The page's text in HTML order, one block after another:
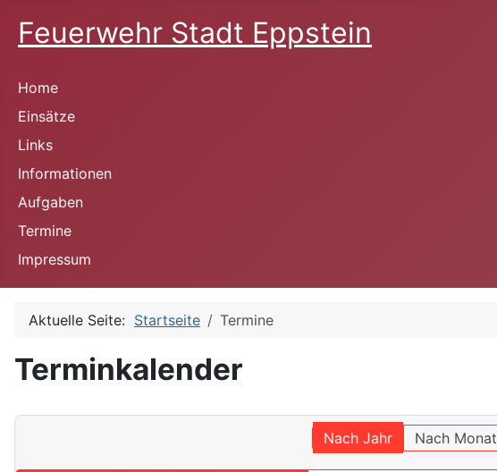
Feuerwehr Stadt Eppstein
Home
Einsätze
Links
Informationen
Aufgaben
Termine
Impressum
Aktuelle Seite: Startseite Termine
Terminkalender
Nach Jahr Nach Monat